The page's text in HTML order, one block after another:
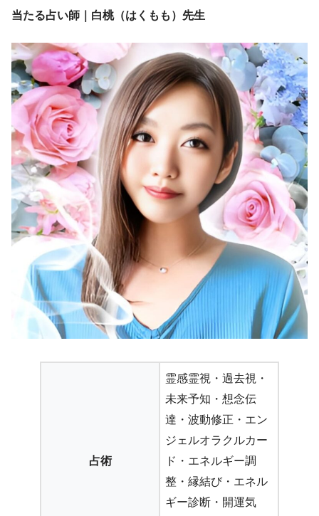
当たる占い師｜白桃（はくもも）先生
占術
霊感霊視・過去視・
未来予知・想念伝
達・波動修正・エン
ジェルオラクルカー
ド・エネルギー調
整・縁結び・エネル
ギー診断・開運気